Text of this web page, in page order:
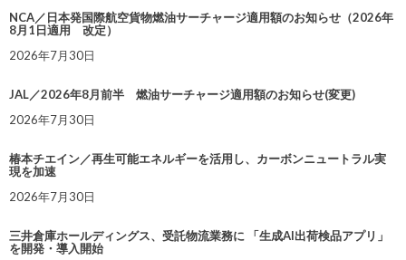
NCA／日本発国際航空貨物燃油サーチャージ適用額のお知らせ（2026年
8月1日適用 改定）
2026年7月30日
JAL／2026年8月前半 燃油サーチャージ適用額のお知らせ(変更)
2026年7月30日
椿本チエイン／再生可能エネルギーを活用し、カーボンニュートラル実
現を加速
2026年7月30日
三井倉庫ホールディングス、受託物流業務に 「生成AI出荷検品アプリ」
を開発・導入開始